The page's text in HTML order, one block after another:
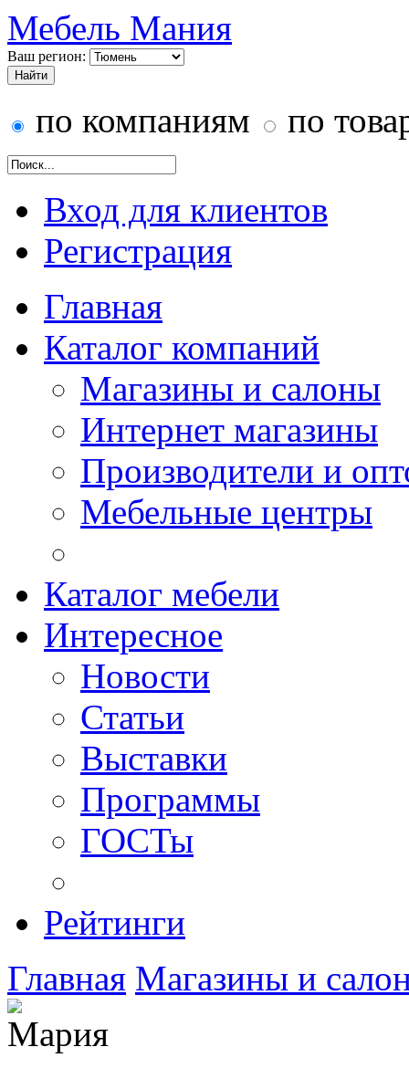
Мебель Мания
Ваш регион:
по компаниям по
Вход для клиентов
Регистрация
Главная
Каталог компаний
Магазины и салоны
Интернет магазины
Производители и
Мебельные центры
Каталог мебели
Интересное
Новости
Статьи
Выставки
Программы
ГОСТы
Рейтинги
Главная Магазины и